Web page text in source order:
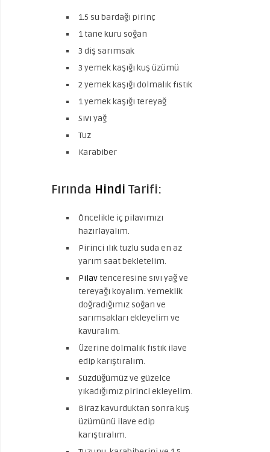
1.5 su bardağı pirinç
1 tane kuru soğan
3 diş sarımsak
3 yemek kaşığı kuş üzümü
2 yemek kaşığı dolmalık fıstık
1 yemek kaşığı tereyağ
Sıvı yağ
Tuz
Karabiber
Fırında Hindi Tarifi:
Öncelikle iç pilavımızı
hazırlayalım.
Pirinci ılık tuzlu suda en az
yarım saat bekletelim.
Pilav tenceresine sıvı yağ ve
tereyağı koyalım. Yemeklik
doğradığımız soğan ve
sarımsakları ekleyelim ve
kavuralım.
Üzerine dolmalık fıstık ilave
edip karıştıralım.
Süzdüğümüz ve güzelce
yıkadığımız pirinci ekleyelim.
Biraz kavurduktan sonra kuş
üzümünü ilave edip
karıştıralım.